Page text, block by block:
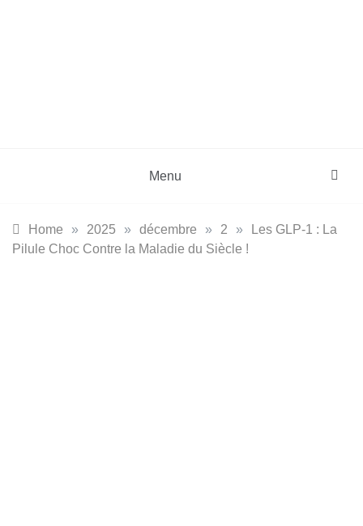
Menu
Home » 2025 » décembre » 2 »
Les GLP-1 : La
Pilule Choc Contre la Maladie du Siècle !